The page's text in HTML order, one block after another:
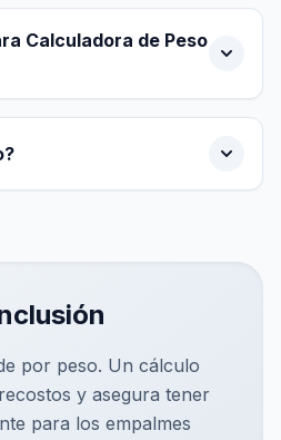
Calculadora de Peso
por peso. Un cálculo
y asegura tener
para los empalmes